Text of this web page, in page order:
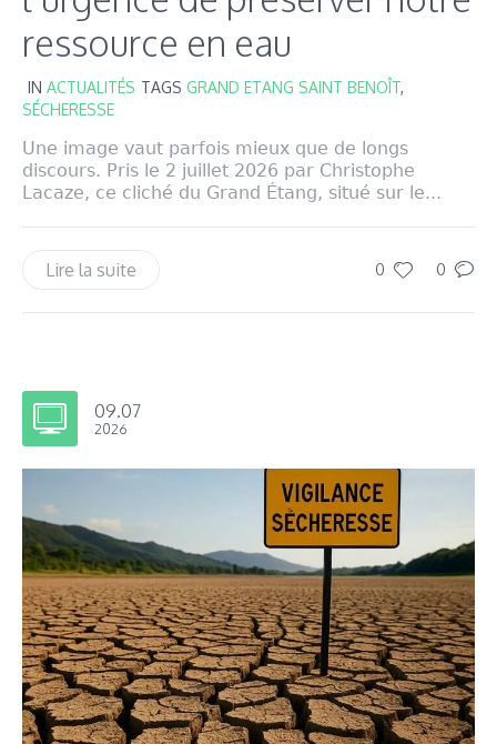
ressource en eau
IN ACTUALITÉS TAGS GRAND ETANG SAINT BENOÎT,
SÉCHERESSE
Une image vaut parfois mieux que de longs
discours. Pris le 2 juillet 2026 par Christophe
Lacaze, ce cliché du Grand Étang, situé sur le...
0 0
Lire la suite
09.07
2026